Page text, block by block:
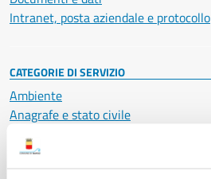
Intranet, posta aziendale e protocollo
CATEGORIE DI SERVIZIO
Ambiente
Anagrafe e stato civile
Autorizzazioni
Cultura e tempo libero